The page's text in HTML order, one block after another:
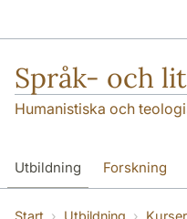
Språk- och
Humanistiska och
Utbildning Forskning
SOL-husen Kontakt